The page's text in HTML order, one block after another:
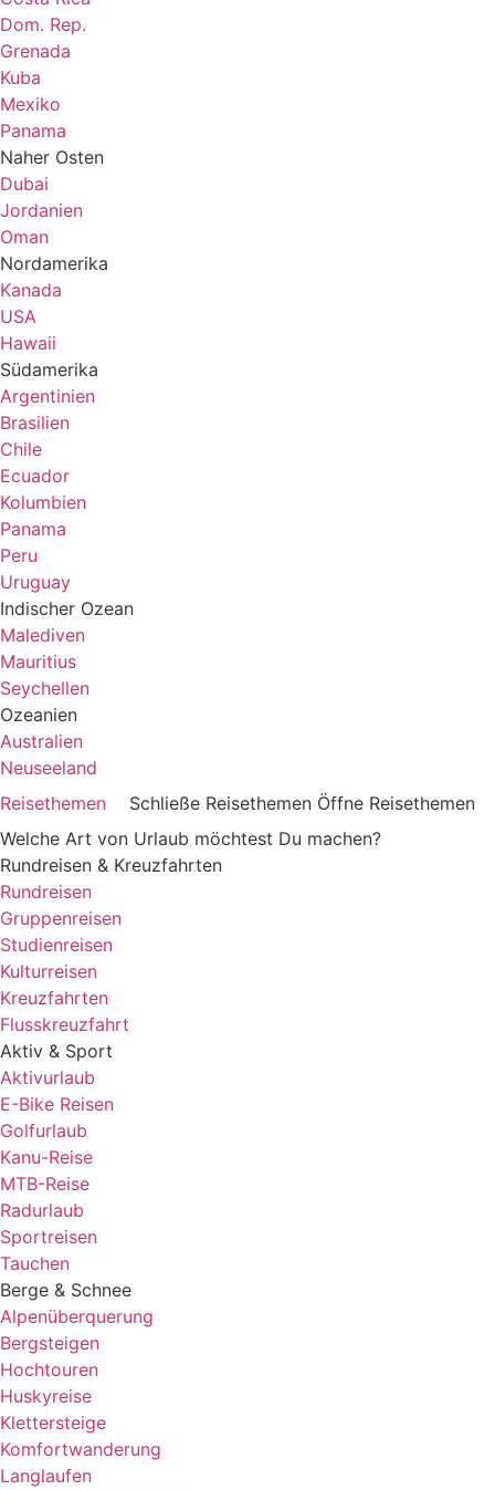
Dom. Rep.
Grenada
Kuba
Mexiko
Panama
Naher Osten
Dubai
Jordanien
Oman
Nordamerika
Kanada
USA
Hawaii
Südamerika
Argentinien
Brasilien
Chile
Ecuador
Kolumbien
Panama
Peru
Uruguay
Indischer Ozean
Malediven
Mauritius
Seychellen
Ozeanien
Australien
Neuseeland
Reisethemen
Schließe Reisethemen Öffne Reisethemen
Welche Art von Urlaub möchtest Du machen?
Rundreisen & Kreuzfahrten
Rundreisen
Gruppenreisen
Studienreisen
Kulturreisen
Kreuzfahrten
Flusskreuzfahrt
Aktiv & Sport
Aktivurlaub
E-Bike Reisen
Golfurlaub
Kanu-Reise
MTB-Reise
Radurlaub
Sportreisen
Tauchen
Berge & Schnee
Alpenüberquerung
Bergsteigen
Hochtouren
Huskyreise
Klettersteige
Komfortwanderung
Langlaufen